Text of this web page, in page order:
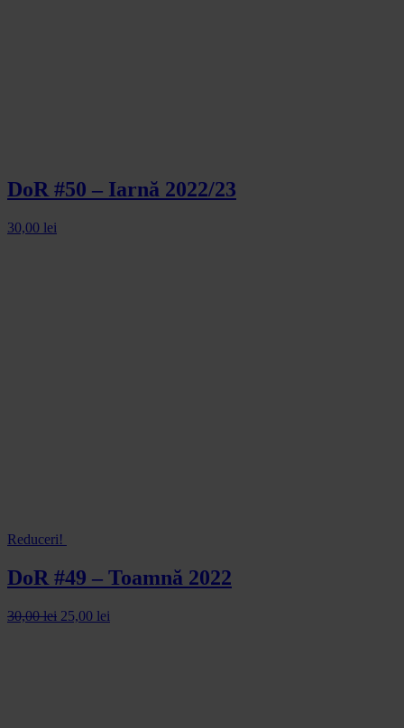
DoR #50 – Iarnă 2022/23
30,00 lei
Reduceri!
DoR #49 – Toamnă 2022
30,00lei 25,00 lei